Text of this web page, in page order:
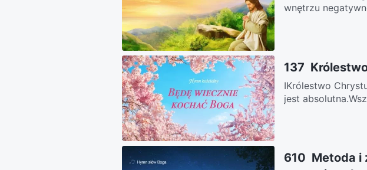
wnętrzu
137
ⅠKrólestwo
jest
610 Metoda i